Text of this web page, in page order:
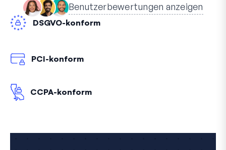
Benutzerbewertungen anzeigen
DSGVO-konform
PCI-konform
CCPA-konform